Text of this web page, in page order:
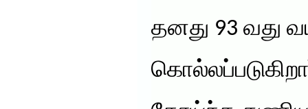
தனது 93 வது